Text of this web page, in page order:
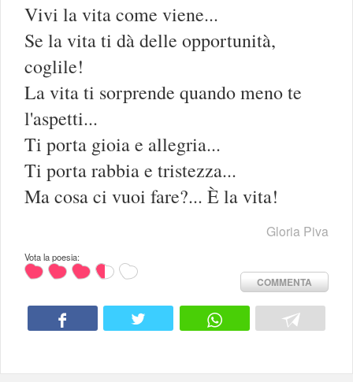
Vivi la vita come viene...
Se la vita ti dà delle opportunità,
coglile!
La vita ti sorprende quando meno te
l'aspetti...
Ti porta gioia e allegria...
Ti porta rabbia e tristezza...
Ma cosa ci vuoi fare?... È la vita!
Gloria Piva
Vota la poesia:
COMMENTA